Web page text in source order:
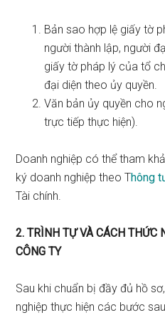
Bản sao hợp lệ giấy tờ
người thành lập, người
giấy tờ pháp lý của tổ
đại diện theo ủy quyền.
Văn bản ủy quyền cho
trực tiếp thực hiện).
Doanh nghiệp có thể tham
ký doanh nghiệp theo Thông
Tài chính.
2. TRÌNH TỰ VÀ CÁCH THỨC
CÔNG TY
Sau khi chuẩn bị đầy đủ hồ
nghiệp thực hiện các bước